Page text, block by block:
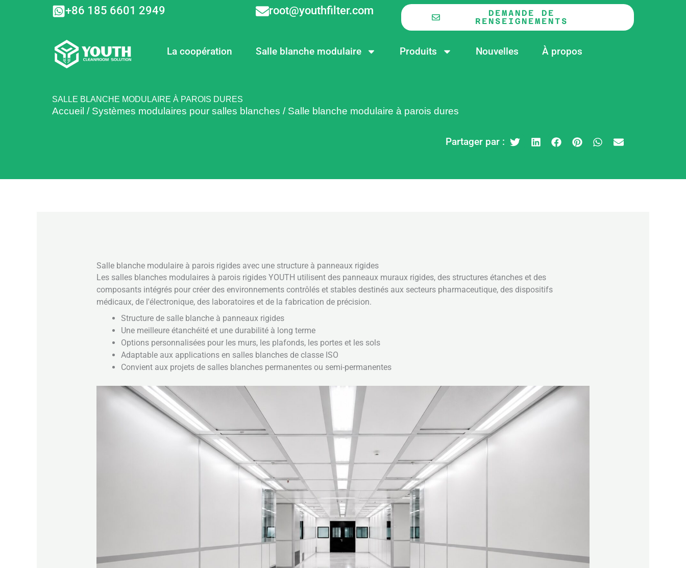
+86 185 6601 2949 root@youthfilter.com
DEMANDE DE
RENSEIGNEMENTS
La coopération Salle blanche modulaire Produits Nouvelles À propos
SALLE BLANCHE MODULAIRE À PAROIS DURES
Accueil / Systèmes modulaires pour salles blanches / Salle blanche modulaire à parois dures
Partager par :
Salle blanche modulaire à parois rigides avec une structure à panneaux rigides
Les salles blanches modulaires à parois rigides YOUTH utilisent des panneaux muraux rigides, des structures étanches et des
composants intégrés pour créer des environnements contrôlés et stables destinés aux secteurs pharmaceutique, des dispositifs
médicaux, de l'électronique, des laboratoires et de la fabrication de précision.
Structure de salle blanche à panneaux rigides
Une meilleure étanchéité et une durabilité à long terme
Options personnalisées pour les murs, les plafonds, les portes et les sols
Adaptable aux applications en salles blanches de classe ISO
Convient aux projets de salles blanches permanentes ou semi-permanentes